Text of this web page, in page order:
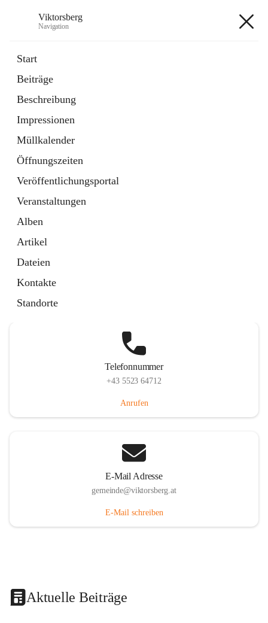
Viktorsberg
Navigation
Start
Beiträge
Beschreibung
Impressionen
Müllkalender
Öffnungszeiten
Veröffentlichungsportal
Veranstaltungen
Alben
Artikel
Dateien
Kontakte
Standorte
1 Schnellzugriff
Bürgerservice
10 Schnellzugriffe
Telefonnummer
+43 5523 64712
Anrufen
E-Mail Adresse
gemeinde@viktorsberg.at
E-Mail schreiben
Aktuelle Beiträge